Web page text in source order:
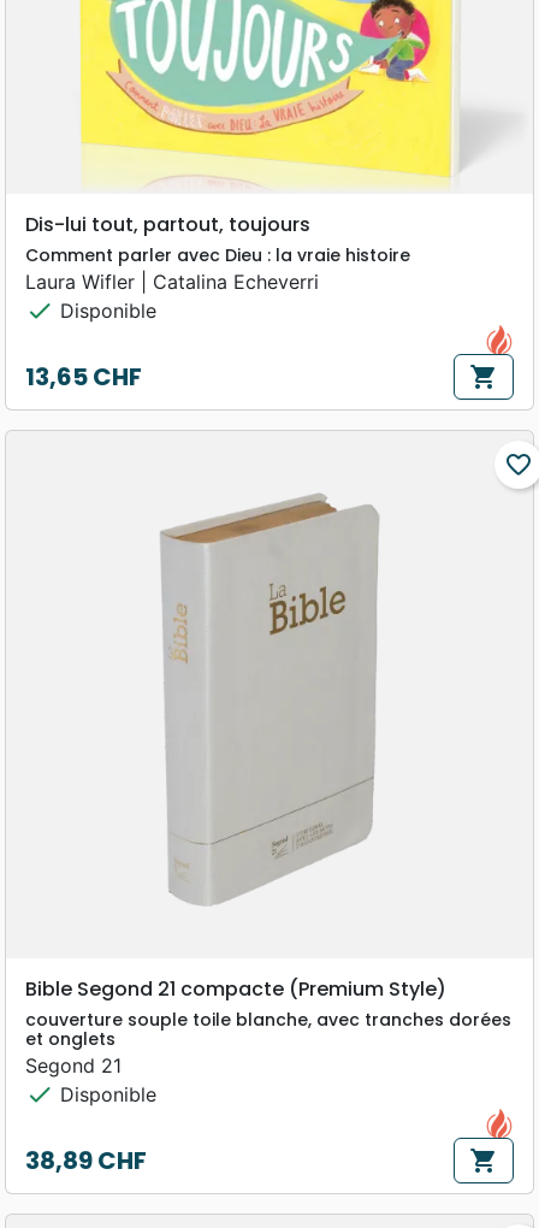
Dis-lui tout, partout, toujours
Comment parler avec Dieu : la vraie histoire
Laura Wifler | Catalina Echeverri
check Disponible
Prix
13,65 CHF shopping_cart
favorite_border
Bible Segond 21 compacte (Premium Style)
couverture souple toile blanche, avec tranches dorées
et onglets
Segond 21
check Disponible
Prix
38,89 CHF shopping_cart